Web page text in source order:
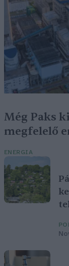
Még Paks
megfelelő
ENERGIA